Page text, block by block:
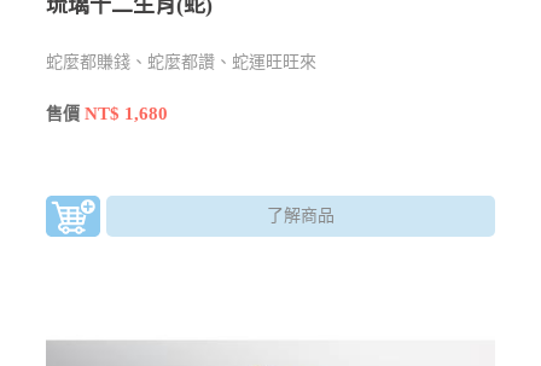
蛇麼都賺錢、蛇麼都讚、蛇運旺旺來
售價NT$ 1,680
了解商品